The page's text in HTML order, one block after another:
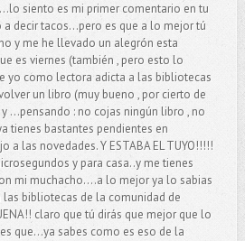
siento es mi primer comentario en tu
decir tacos...pero es que a lo mejor tú
y me he llevado un alegrón esta
es viernes (también , pero esto lo
yo como lectora adicta a las bibliotecas
un libro (muy bueno , por cierto de
...pensando : no cojas ningún libro , no
tienes bastantes pendientes en
a las novedades. Y ESTABA EL TUYO!!!!!
y para casa..y me tienes
mi muchacho....a lo mejor ya lo sabias
las bibliotecas de la comunidad de
claro que tú dirás que mejor que lo
que...ya sabes como es eso de la